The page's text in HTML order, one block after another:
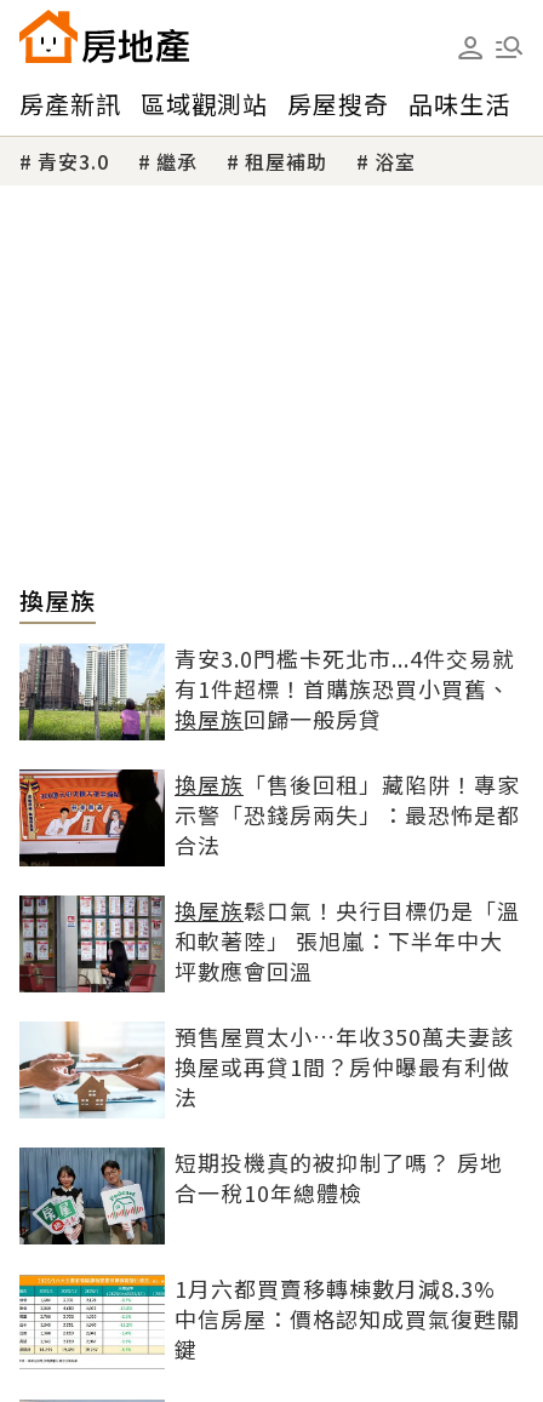
房產新訊 區域觀測站 房屋搜奇 品味生活
青安3.0 繼承 租屋補助 浴室
換屋族
青安3.0門檻卡死北市...4件交易就
有1件超標！首購族恐買小買舊、
換屋族回歸一般房貸
換屋族 「售後回租」藏陷阱！專家
示警「恐錢房兩失」：最恐怖是都
合法
換屋族鬆口氣！央行目標仍是「溫
和軟著陸」 張旭嵐：下半年中大
坪數應會回溫
預售屋買太小…年收350萬夫妻該
換屋或再貸1間？房仲曝最有利做
法
短期投機真的被抑制了嗎？ 房地
合一稅10年總體檢
1月六都買賣移轉棟數月減8.3%
中信房屋：價格認知成買氣復甦關
鍵